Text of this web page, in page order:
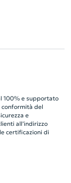
100% e supportato
del
e
all’indirizzo
certificazioni di